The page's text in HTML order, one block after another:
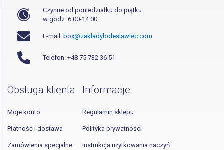
Czynne od poniedziałku do piątku
w godz. 6.00-14.00
E-mail: box@zakladyboleslawiec.com
Telefon: +48 75 732 36 51
Obsługa klienta
Moje konto
Płatność i dostawa
Zamówienia specjalne
Informacje
Regulamin sklepu
Polityka prywatności
Instrukcja użytkowania naczyń